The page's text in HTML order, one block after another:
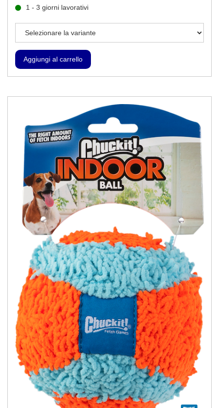
1 - 3 giorni lavorativi